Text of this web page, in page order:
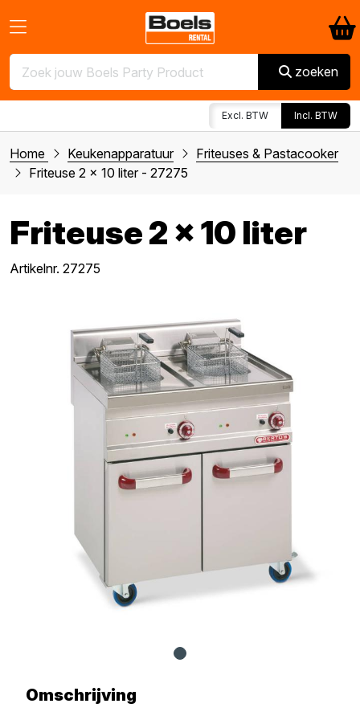
zoeken
Excl. BTW Incl. BTW
Home Keukenapparatuur
Friteuses & Pastacooker
Friteuse 2 x 10 liter - 27275
Friteuse 2 x 10 liter
Artikelnr. 27275
Omschrijving